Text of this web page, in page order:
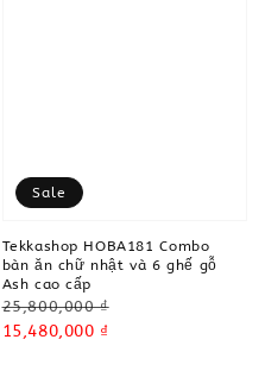
Sale
Tekkashop HOBA181 Combo
bàn ăn chữ nhật và 6 ghế gỗ
Ash cao cấp
Regular
price
25,800,000 ₫
Sale
15,480,000 ₫